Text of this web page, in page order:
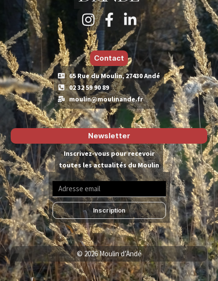
Contact
65 Rue du Moulin, 27430 Andé
02 32 59 90 89
moulin@moulinande.fr
Newsletter
Inscrivez-vous pour recevoir
toutes les actualités du Moulin
Inscription
© 2026 Moulin d’Andé